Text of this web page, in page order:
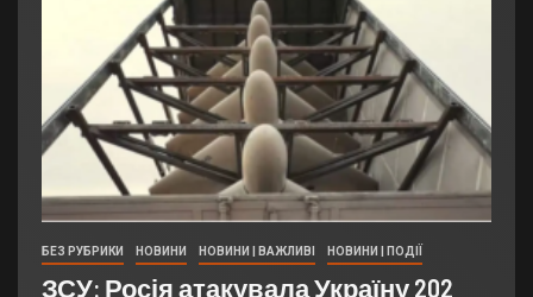
БЕЗ РУБРИКИ НОВИНИ НОВИНИ | ВАЖЛИВІ НОВИНИ | ПОДІЇ
ЗСУ: Росія атакувала Україну 202